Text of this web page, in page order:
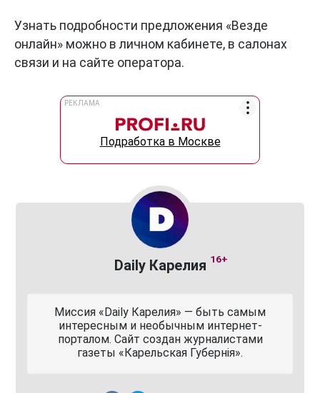
Узнать подробности предложения «Везде
онлайн» можно в личном кабинете, в салонах
связи и на сайте оператора.
РЕКЛАМА
Подработка в Москве
Daily Карелия 16+
Миссия «Daily Карелия» — быть самым
интересным и необычным интернет-
порталом. Сайт создан журналистами
газеты «Карельская Губернiя».